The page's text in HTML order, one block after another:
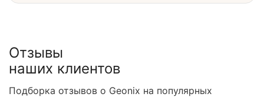
Отзывы
наших клиентов
Подборка отзывов о Geonix на популярных